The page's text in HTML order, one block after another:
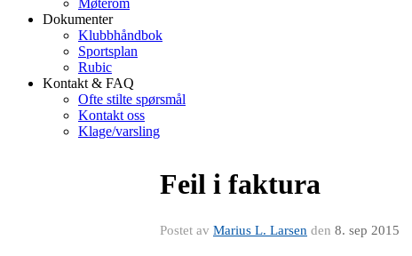
Møterom
Dokumenter
Klubbhåndbok
Sportsplan
Rubic
Kontakt & FAQ
Ofte stilte spørsmål
Kontakt oss
Klage/varsling
Feil i faktura
Postet av Marius L. Larsen den 8. sep 2015